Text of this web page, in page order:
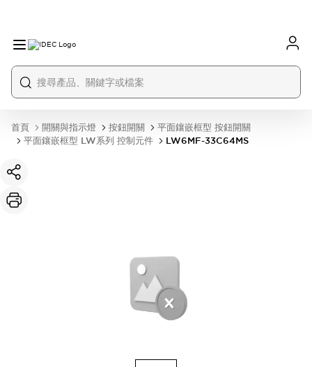
首頁 開關與指示燈 按鈕開關
平面鑲嵌框型 按鈕開關
平面鑲嵌框型 LW系列 控制元件
LW6MF-33C64MS